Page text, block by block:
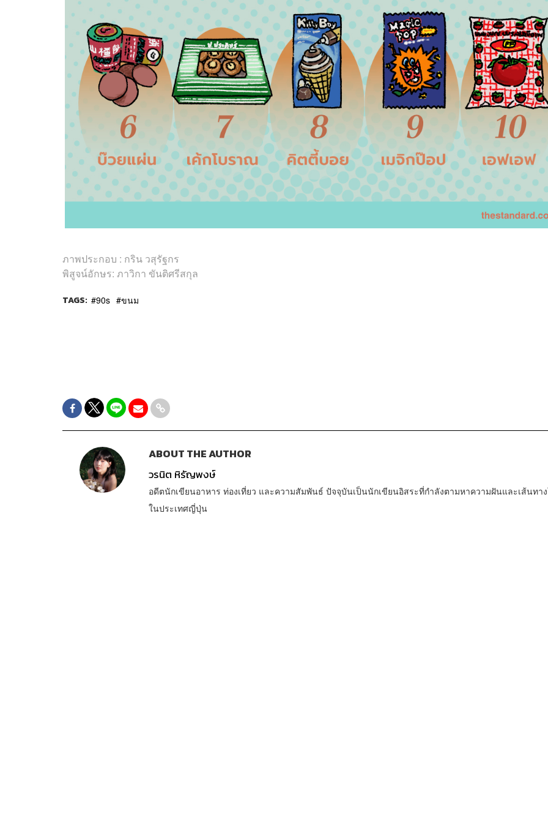
ภาพประกอบ : กริน วสุรัฐกร
พิสูจน์อักษร: ภาวิกา ขันติศรีสกุล
TAGS: 90s ขนม
ABOUT THE AUTHOR
วรนิต หิรัญพงษ์
อดีตนักเขียนอาหาร ท่องเที่ยว และความสัมพันธ์ ปัจจุบันเป็นนักเขียนอิสระที่กำลังตามหาความฝันและเส้นทา
ในประเทศญี่ปุ่น